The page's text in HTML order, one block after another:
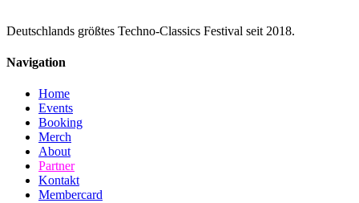
Deutschlands größtes Techno-Classics Festival seit 2018.
Navigation
Home
Events
Booking
Merch
About
Partner
Kontakt
Membercard